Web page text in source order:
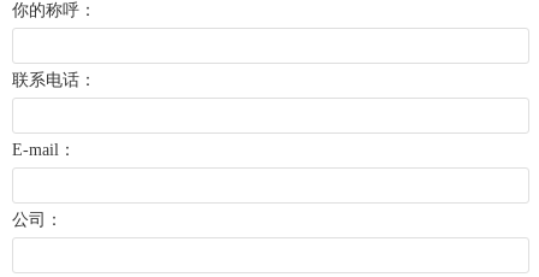
你的称呼：
联系电话：
E-mail：
公司：